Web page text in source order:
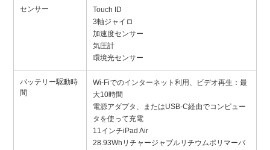
センサー
Touch ID
3軸ジャイロ
加速度センサー
気圧計
環境光センサー
バッテリー駆動時
間
Wi-Fiでのインターネット利用、ビデオ再生：最
大10時間
電源アダプタ、またはUSB-C経由でコンピュー
タを使って充電
11インチiPad Air
28.93Whリチャージャブルリチウムポリマーバ